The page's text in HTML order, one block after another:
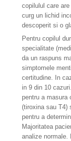
copilulul care
curg un lichid
descoperit si o
Pentru copilul
specialitate
da un raspuns
simptomele
certitudine. In
in 9 din 10
pentru a masura
(tiroxina sau T4)
pentru a
Majoritatea
analize normale.